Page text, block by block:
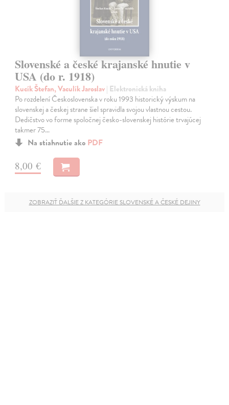
Slovenské a české krajanské hnutie v
USA (do r. 1918)
Kucík Štefan, Vaculík Jaroslav| Elektronická kniha
Po rozdelení Československa v roku 1993 historický výskum na
slovenskej a českej strane šiel spravidla svojou vlastnou cestou.
Dedičstvo vo forme spoločnej česko-slovenskej histórie trvajúcej
takmer 75…
Na stiahnutie ako PDF
8,00 €
ZOBRAZIŤ ĎALŠIE Z KATEGÓRIE SLOVENSKÉ A ČESKÉ DEJINY